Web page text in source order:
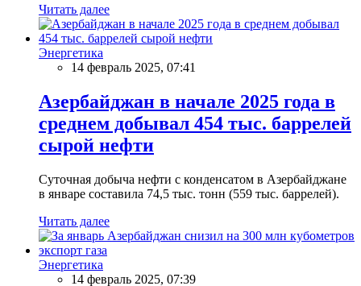
Читать далее
Энергетика
14 февраль 2025, 07:41
Азербайджан в начале 2025 года в
среднем добывал 454 тыс. баррелей
сырой нефти
Суточная добыча нефти с конденсатом в Азербайджане
в январе составила 74,5 тыс. тонн (559 тыс. баррелей).
Читать далее
Энергетика
14 февраль 2025, 07:39